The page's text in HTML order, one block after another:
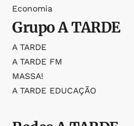
Economia
GrupoA TARDE
A TARDE
A TARDE FM
MASSA!
A TARDE EDUCAÇÃO